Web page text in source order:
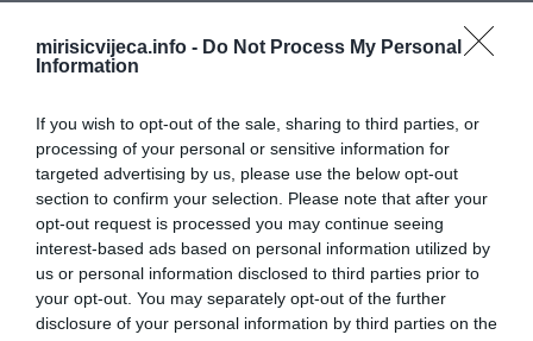
mirisicvijeca.info - Do Not Process My Personal
Information
If you wish to opt-out of the sale, sharing to third parties, or
processing of your personal or sensitive information for
targeted advertising by us, please use the below opt-out
section to confirm your selection. Please note that after your
opt-out request is processed you may continue seeing
interest-based ads based on personal information utilized by
us or personal information disclosed to third parties prior to
your opt-out. You may separately opt-out of the further
disclosure of your personal information by third parties on the
Novac dolazi kroz akciju i komunikaciju, a ne kroz šutnju. Iskrenost
bi vam mogla donijeti i finansijsko i emocionalno olakšanje.
Mars 28. juna prelazi u znak Blizanaca i otvara povoljan period za
jačanje finansijske stabilnosti. Pred Bikovima je vrijeme u kojem
mogu postaviti čvrste temelje za buduće prihode i dugoročnu
sigurnost.
Ovo je idealan trenutak da razmotrite nove načine upravljanja
novcem, ulaganja ili dodatne izvore zarade. Također, preporučuje